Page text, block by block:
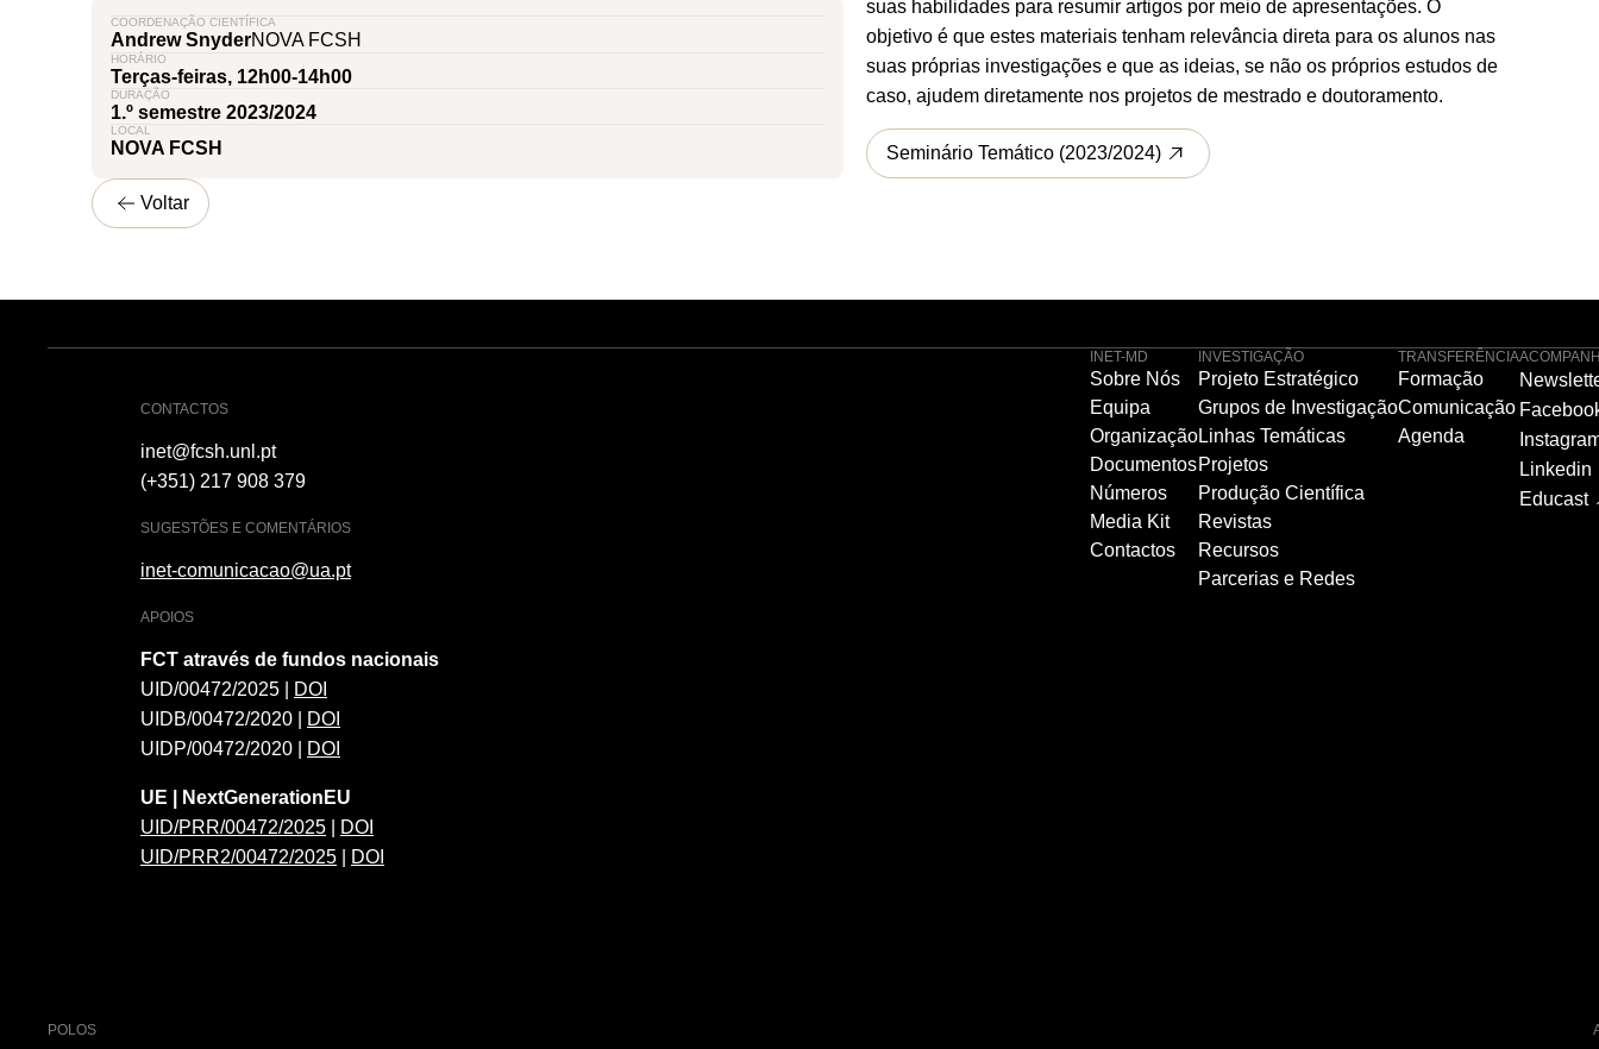
COORDENAÇÃO CIENTÍFICA
Andrew SnyderNOVA FCSH
HORÁRIO
Terças-feiras, 12h00-14h00
DURAÇÃO
1.º semestre 2023/2024
LOCAL
NOVA FCSH
suas habilidades para resumir artigos por meio de apresentações. O
objetivo é que estes materiais tenham relevância direta para os alunos nas
suas próprias investigações e que as ideias, se não os próprios estudos de
caso, ajudem diretamente nos projetos de mestrado e doutoramento.
Seminário Temático (2023/2024)
Voltar
CONTACTOS
inet@fcsh.unl.pt
(+351) 217 908 379
SUGESTÕES E COMENTÁRIOS
inet-comunicacao@ua.pt
APOIOS
FCT através de fundos nacionais
UID/00472/2025 |
DOI
UIDB/00472/2020 |
DOI
UIDP/00472/2020 |
DOI
UE | NextGenerationEU
UID/PRR/00472/2025
DOI
UID/PRR2/00472/2025
DOI
INET-MD
Sobre Nós
Equipa
Organização
Documentos
Números
Media Kit
Contactos
INVESTIGAÇÃO
Projeto Estratégico
Grupos de Investigação
Linhas Temáticas
Projetos
Produção Científica
Revistas
Recursos
Parcerias e Redes
TRANSFERÊNCIA
Formação
Comunicação
Agenda
Linkedin
Educast
POLOS